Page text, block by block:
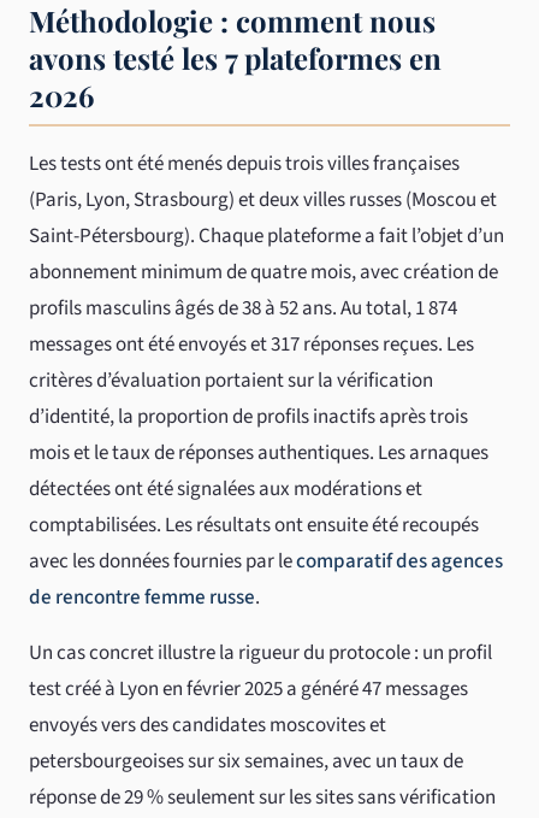
Méthodologie : comment nous
avons testé les 7 plateformes en
2026
Les tests ont été menés depuis trois villes françaises
(Paris, Lyon, Strasbourg) et deux villes russes (Moscou et
Saint-Pétersbourg). Chaque plateforme a fait l’objet d’un
abonnement minimum de quatre mois, avec création de
profils masculins âgés de 38 à 52 ans. Au total, 1 874
messages ont été envoyés et 317 réponses reçues. Les
critères d’évaluation portaient sur la vérification
d’identité, la proportion de profils inactifs après trois
mois et le taux de réponses authentiques. Les arnaques
détectées ont été signalées aux modérations et
comptabilisées. Les résultats ont ensuite été recoupés
avec les données fournies par lecomparatif des agences
de rencontre femme russe.
Un cas concret illustre la rigueur du protocole : un profil
test créé à Lyon en février 2025 a généré 47 messages
envoyés vers des candidates moscovites et
petersbourgeoises sur six semaines, avec un taux de
réponse de 29 % seulement sur les sites sans vérification